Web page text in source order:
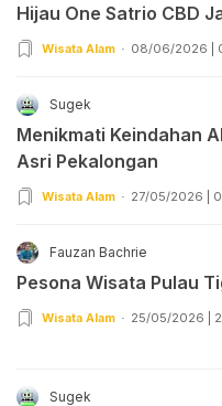
Hijau One Satrio CBD
Wisata Alam 08/06/2026 |
Sugek
Menikmati Keindahan
Asri Pekalongan
Wisata Alam 27/05/2026 |
Fauzan Bachrie
Pesona Wisata Pulau
Wisata Alam 25/05/2026 |
Sugek